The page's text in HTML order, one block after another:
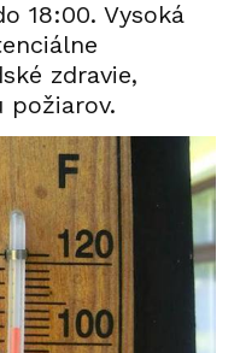
18:00. Vysoká
zdravie,